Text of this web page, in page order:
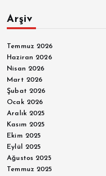
Arşiv
Temmuz 2026
Haziran 2026
Nisan 2026
Mart 2026
Şubat 2026
Ocak 2026
Aralık 2025
Kasım 2025
Ekim 2025
Eylül 2025
Ağustos 2025
Temmuz 2025